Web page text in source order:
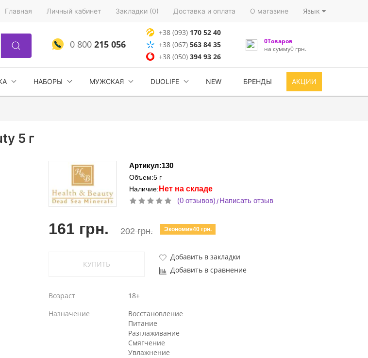
Главная Личный кабинет Закладки (0) Доставка и оплата О магазине Язык
0 800215 056
+38 (093) 170 52 40
+38 (067) 563 84 35
+38 (050)394 93 26
0Товаров
на сумму0 грн.
НАБОРЫ МУЖСКАЯ DUOLIFE NEW БРЕНДЫ АКЦИИ
5 г
Артикул:130
Объем:5 г
Наличие: Нет на складе
(0 отзывов)/Написать отзыв
161 грн. 202 грн. Экономия40 грн.
КУПИТЬ
Добавить в закладки
Добавить в сравнение
Возраст
18+
Назначение
Восстановление
Питание
Разглаживание
Смягчение
Увлажнение